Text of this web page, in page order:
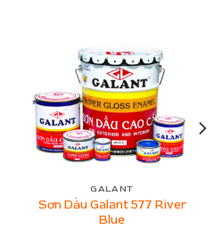
GALANT
Sơn Dầu Galant 577 River
Blue